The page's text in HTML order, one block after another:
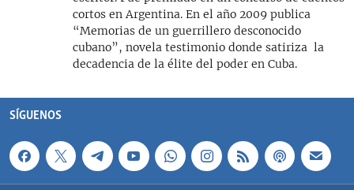
cortos en Argentina. En el año 2009 publica
“Memorias de un guerrillero desconocido
cubano”, novela testimonio donde satiriza la
decadencia de la élite del poder en Cuba.
SÍGUENOS